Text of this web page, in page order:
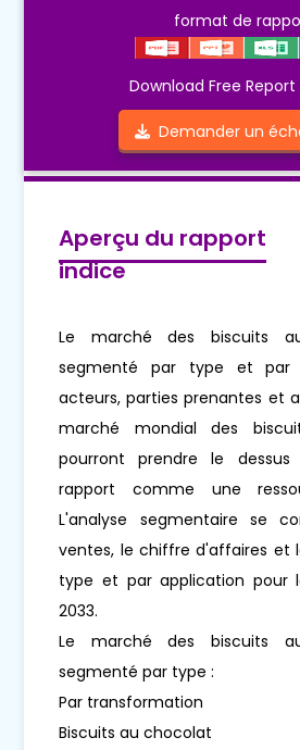
format de
Download Free
Demander un
Aperçu du rapport
indice
Le marché des biscuits
segmenté par type et par
acteurs, parties prenantes et
marché mondial des
pourront prendre le
rapport comme une
L'analyse segmentaire se
ventes, le chiffre d'affaires et
type et par application pour
2033.
Le marché des biscuits
segmenté par type :
Par transformation
Biscuits au chocolat